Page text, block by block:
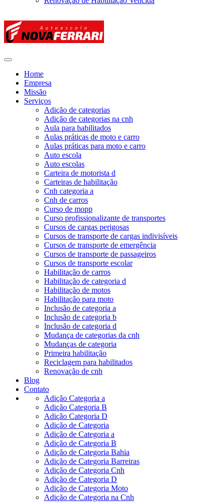
Home
Empresa
Missão
Serviços
Adição de categorias
Adição de categorias na cnh
Aula para habilitados
Aulas práticas de moto e carro
Aulas práticas para moto e carro
Auto escola
Auto escolas
Carteira de motorista d
Carteiras de habilitação
Cnh categoria a
Cnh de carros
Curso de mopp
Curso profissionalizante de transportes
Cursos de cargas perigosas
Cursos de transporte de cargas indivisíveis
Cursos de transporte de emergência
Cursos de transporte de passageiros
Cursos de transporte escolar
Habilitação de carros
Habilitação de categoria d
Habilitação de motos
Habilitação para moto
Inclusão de categoria a
Inclusão de categoria b
Inclusão de categoria d
Mudança de categorias da cnh
Mudanças de categoria
Primeira habilitação
Reciclagem para habilitados
Renovação de cnh
Blog
Contato
Adição Categoria a
Adição Categoria B
Adição Categoria D
Adição de Categoria
Adição de Categoria a
Adição de Categoria B
Adição de Categoria Bahia
Adição de Categoria Barreiras
Adição de Categoria Cnh
Adição de Categoria D
Adição de Categoria Moto
Adição de Categoria na Cnh